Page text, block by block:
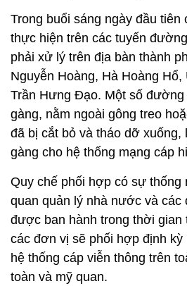
Trong buổi sáng ngày đầu tiên
thực hiện trên các tuyến
phải xử lý trên địa bàn thành
Nguyễn Hoàng, Hà Hoàng Hổ,
Trần Hưng Đạo. Một số đường
gàng, nằm ngoài gông treo
đã bị cắt bỏ và tháo dỡ xuống,
gàng cho hệ thống mạng cáp
Quy chế phối hợp có sự thống
quan quản lý nhà nước và các
được ban hành trong thời gian
các đơn vị sẽ phối hợp định kỳ
hệ thống cáp viễn thông trên
toàn và mỹ quan.